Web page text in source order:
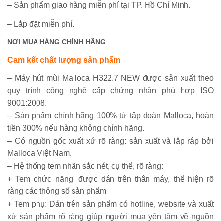
– Sản phẩm giao hàng miễn phí tại TP. Hồ Chí Minh.
– Lắp đặt miễn phí.
NƠI MUA HÀNG CHÍNH HÃNG
Cam kết chất lượng sản phẩm
– Máy hút mùi Malloca H322.7 NEW được sản xuất theo
quy trình công nghệ cấp chứng nhận phù hợp ISO
9001:2008.
– Sản phẩm chính hãng 100% từ tập đoàn Malloca, hoàn
tiền 300% nếu hàng không chính hãng.
– Có nguồn gốc xuất xứ rõ ràng: sản xuất và lắp ráp bởi
Malloca Việt Nam.
– Hệ thống tem nhãn sắc nét, cụ thể, rõ ràng:
+ Tem chức năng: được dán trên thân máy, thể hiện rõ
ràng các thông số sản phẩm
+ Tem phụ: Dán trên sản phẩm có hotline, website và xuất
xứ sản phẩm rõ ràng giúp người mua yên tâm về nguồn